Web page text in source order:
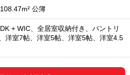
公簿
+ WIC、全居室収納付き、パントリ
洋室7帖、洋室5帖、洋室5帖、洋室4.5